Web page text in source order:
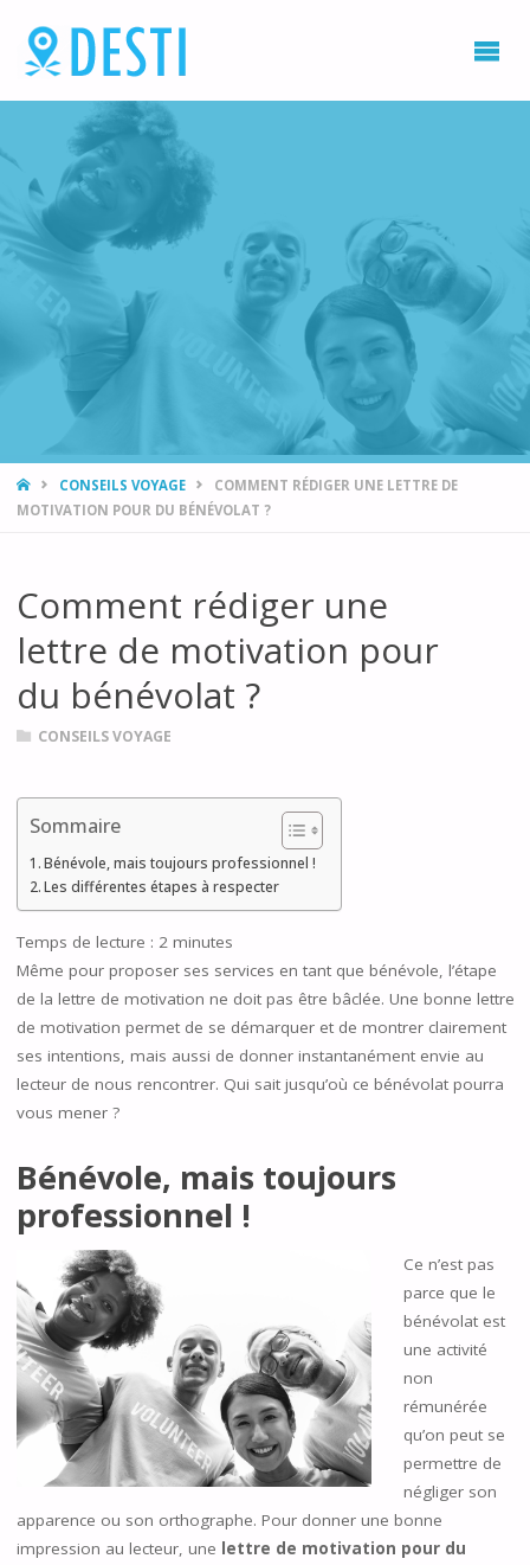
voyage
vacances
HOMECONSEILS VOYAGE
COMMENT RÉDIGER UNE LETTRE DE
MOTIVATION POUR DU BÉNÉVOLAT ?
Comment rédiger une
lettre de motivation pour
du bénévolat ?
CONSEILS VOYAGE
Sommaire
Bénévole, mais toujours professionnel !
Les différentes étapes à respecter
Temps de lecture : 2 minutes
Même pour proposer ses services en tant que bénévole, l’étape
de la lettre de motivation ne doit pas être bâclée. Une bonne lettre
de motivation permet de se démarquer et de montrer clairement
ses intentions, mais aussi de donner instantanément envie au
lecteur de nous rencontrer. Qui sait jusqu’où ce bénévolat pourra
vous mener ?
Bénévole, mais toujours
professionnel !
Ce n’est pas
parce que le
bénévolat est
une activité
non
rémunérée
qu’on peut se
permettre de
négliger son
apparence ou son orthographe. Pour donner une bonne
impression au lecteur, une lettre de motivation pour du